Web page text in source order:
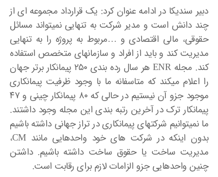
دبیر سندیکا در ادامه عنوان کرد: یک قرارداد مجموعه ­ای از
چند دانش است و مدیر شرکت به تنهایی نمی­تواند مسائل
حقوقی، مالی اقتصادی و …مربوط به پروژه را به تنهایی
مدیریت کند و باید از افراد و سازمانهای متخصص استفاده
کند. مجله ENR هر سال رده ­بندی ۲۵۰ پیمانکار برتر جهان
را اعلام می­کند که متاسفانه ما با وجود ظرفیت پیمانکاری
موجود جزو آن نیستیم در حالی که ۸۰ پیمانکار چینی و ۴۷
پیمانکار ترک در آخرین رتبه­ بندی این مجله وجود داشتند.
ما نمی­توانیم شرکتهای پیمانکاری در تراز جهانی داشته باشیم
بدون اینکه در شرکت های خود واحدهایی مانند CM،
مدیریت ساخت یا حقوق ساخت داشته باشیم. داشتن
چنین واحدهایی جزو الزامات لازم برای رقابت است.